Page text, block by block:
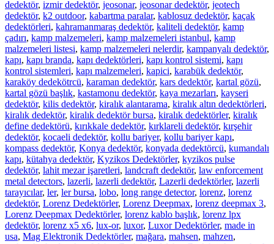
dedektör, izmir dedektör, jeosonar, jeosonar dedektör, jeotech
dedektör, k2 outdoor, kabartma paralar, kablosuz dedektör, kaçak
dedektörleri, kahramanmaraş dedektör, kaliteli dedektör, kamp
çadırı, kamp malzemeleri, kamp malzemeleri istanbul, kamp
malzemeleri listesi, kamp malzemeleri nelerdir, kampanyalı dedektör,
kapı, kapı branda, kapı dedektörleri, kapı kontrol sistemi, kapı
kontrol sistemleri, kapı malzemeleri, kapici, karabük dedektör,
karaköy dedekötrcü, karaman dedektör, kars dedektör, kartal gözü,
kartal gözü başlık, kastamonu dedektör, kaya mezarları, kayseri
dedektör, kilis dedektör, kiralık alantarama, kiralık altın dedektörleri,
kiralık dedektör, kiralık dedektör bursa, kiralık dedektörler, kiralık
define dedektörü, kırıkkale dedektör, kırklareli dedektör, kırşehir
dedektör, kocaeli dedektör, kollu bariyer, kollu bariyer kapı,
kompass dedektör, Konya dedektör, konyada dedektörcü, kumandalı
kapı, kütahya dedektör, Kyzikos Dedektörler, kyzikos pulse
dedektör, lahit mezar işaretleri, landcraft dedektör, law enforcement
metal detectors, lazerli, lazerli dedektör, Lazerli dedektörler, lazerli
tarayıcılar, ler, ler bursa, lobo, long range detector, lorenz, lorenz
dedektör, Lorenz Dedektörler, Lorenz Deepmax, lorenz deepmax 3,
Lorenz Deepmax Dedektörler, lorenz kablo başlık, lorenz lpx
dedektör, lorenz x5 x6, lux-or, luxor, Luxor Dedektörler, made in
usa, Mag Elektronik Dedektörler, mağara, mahsen, mahzen,